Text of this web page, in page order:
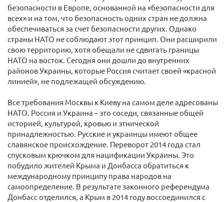
безопасности в Европе, основанной на «безопасности для
всех» и на том, что безопасность одних стран не должна
обеспечиваться за счет безопасности других. Однако
страны НАТО не соблюдают этот принцип. Они расширили
свою территорию, хотя обещали не сдвигать границы
НАТО на восток. Сегодня они дошли до внутренних
районов Украины, которые Россия считает своей «красной
линией», не подлежащей обсуждению.
Все требования Москвы к Киеву на самом деле адресованы
НАТО. Россия и Украина – это соседи, связанные общей
историей, культурой, кровью и этнической
принадлежностью. Русские и украинцы имеют общее
славянское происхождение. Переворот 2014 года стал
спусковым крючком для нацификации Украины. Это
побудило жителей Крыма и Донбасса обратиться к
международному принципу права народов на
самоопределение. В результате законного референдума
Донбасс отделился, а Крым в 2014 году воссоединился с